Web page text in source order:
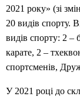
2021 року» (зі
20 видів спорту.
видів спорту: 2 –
карате, 2 –
спортсменів,
У 2021 році до